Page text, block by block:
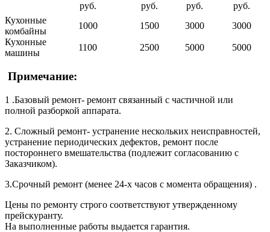
руб.
руб. руб.
руб.
Кухонные
комбайны
1000 1500 3000
3000
Кухонные
машины
1100 2500 5000 5000
Примечание:
1 .Базовый ремонт- ремонт связанный с частичной или
полной разборкой аппарата.
2. Сложный ремонт- устранение нескольких неисправностей,
устранение периодических дефектов, ремонт после
постороннего вмешательства (подлежит согласованию с
Заказчиком).
3.Срочный ремонт (менее 24-х часов с момента обращения) .
Цены по ремонту строго соответствуют утвержденному
прейскуранту.
На выполненные работы выдается гарантия.